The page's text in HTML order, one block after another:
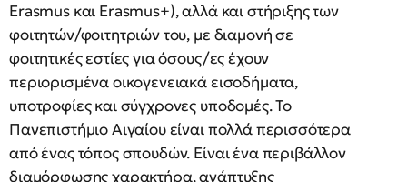
Erasmus και Erasmus+), αλλά και στήριξης των
φοιτητών/φοιτητριών του, με διαμονή σε
φοιτητικές εστίες για όσους/ες έχουν
περιορισμένα οικογενειακά εισοδήματα,
υποτροφίες και σύγχρονες υποδομές. Το
Πανεπιστήμιο Αιγαίου είναι πολλά περισσότερα
από ένας τόπος σπουδών. Είναι ένα περιβάλλον
διαμόρφωσης χαρακτήρα, ανάπτυξης